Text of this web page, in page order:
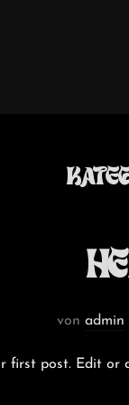
von admin
first post. Edit